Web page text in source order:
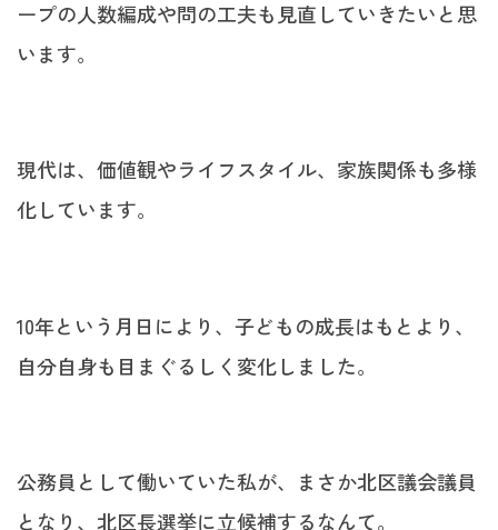
ープの人数編成や問の工夫も見直していきたいと思
います。
現代は、価値観やライフスタイル、家族関係も多様
化しています。
10年という月日により、子どもの成長はもとより、
自分自身も目まぐるしく変化しました。
公務員として働いていた私が、まさか北区議会議員
となり、北区長選挙に立候補するなんて。